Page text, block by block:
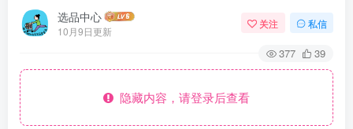
选品中心
10月9日更新
关注 私信
377 39
隐藏内容，请登录后查看